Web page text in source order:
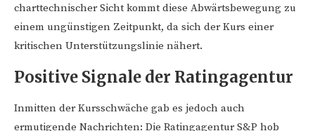
charttechnischer Sicht kommt diese Abwärtsbewegung zu
einem ungünstigen Zeitpunkt, da sich der Kurs einer
kritischen Unterstützungslinie nähert.
Positive Signale der Ratingagentur
Inmitten der Kursschwäche gab es jedoch auch
ermutigende Nachrichten: Die Ratingagentur S&P hob